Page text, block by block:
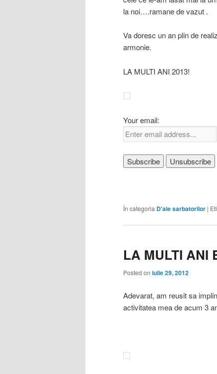
la noi….ramane de vazut .
Va doresc un an plin de
armonie.
LA MULTI ANI 2013!
Your email:
În categoria D'ale sarbatorilor |
LA MULTI
Posted on iulie 29, 2012
Adevarat, am reusit sa
activitatea mea de acum 3